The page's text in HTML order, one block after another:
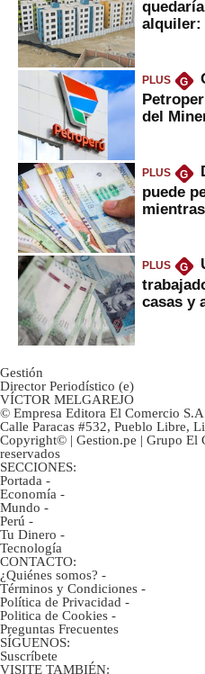
alquiler:
PLUS G
del
PLUS G
puede
PLUS G
casas y
Gestión
Director Periodístico (e)
VÍCTOR MELGAREJO
© Empresa Editora El Comercio
Calle Paracas #532, Pueblo Libre,
Copyright© | Gestion.pe | Grupo El
reservados
SECCIONES:
Portada -
Economía -
Mundo -
Perú -
Tu Dinero -
Tecnología
CONTACTO:
¿Quiénes somos? -
Términos y Condiciones -
Política de Privacidad -
Politica de Cookies -
Preguntas Frecuentes
SÍGUENOS:
Suscríbete
VISITE TAMBIÉN: